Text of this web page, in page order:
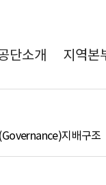
단소개 지역본
지배구조